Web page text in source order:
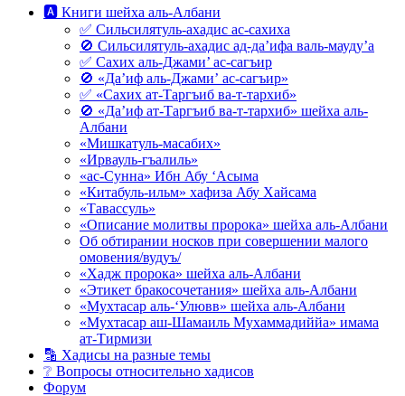
🅰 Книги шейха аль-Албани
✅ Сильсилятуль-ахадис ас-сахиха
🚫 Сильсилятуль-ахадис ад-да’ифа валь-мауду’а
✅ Сахих аль-Джами’ ас-сагъир
🚫 «Да’иф аль-Джами’ ас-сагъир»
✅ «Сахих ат-Таргъиб ва-т-тархиб»
🚫 «Да’иф ат-Таргъиб ва-т-тархиб» шейха аль-
Албани
«Мишкатуль-масабих»
«Ирвауль-гъалиль»
«ас-Сунна» Ибн Абу ‘Асыма
«Китабуль-ильм» хафиза Абу Хайсама
«Тавассуль»
«Описание молитвы пророка» шейха аль-Албани
Об обтирании носков при совершении малого
омовения/вудуъ/
«Хадж пророка» шейха аль-Албани
«Этикет бракосочетания» шейха аль-Албани
«Мухтасар аль-‘Улювв» шейха аль-Албани
«Мухтасар аш-Шамаиль Мухаммадиййа» имама
ат-Тирмизи
🔡 Хадисы на разные темы
❔ Вопросы относительно хадисов
Форум